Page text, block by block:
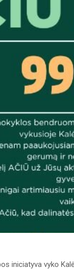
iniciatyva vyko